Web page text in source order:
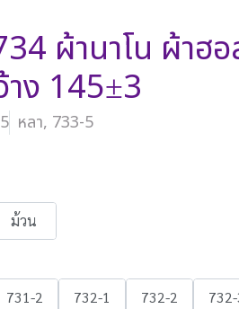
ผ้านาโน ผ้าฮ
าง 145±3
หลา, 733-5
ม้วน
731-2 732-1 732-2